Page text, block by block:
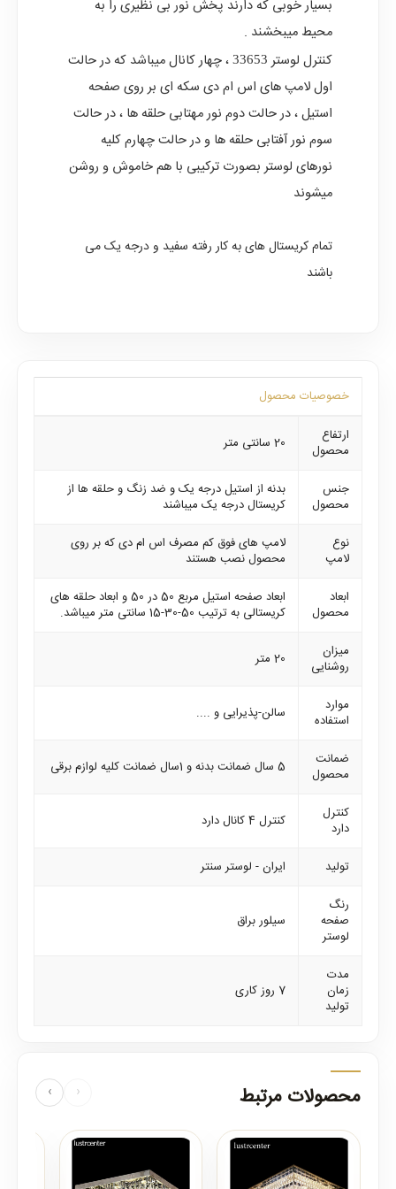
بسیار خوبی که دارند پخش نور بی نظیری را به
محیط میبخشند .
کنترل لوستر 33653 ، چهار کانال میباشد که در حالت
اول لامپ های اس ام دی سکه ای بر روی صفحه
استیل ، در حالت دوم نور مهتابی حلقه ها ، در حالت
سوم نور آفتابی حلقه ها و در حالت چهارم کلیه
نورهای لوستر بصورت ترکیبی با هم خاموش و روشن
میشوند
تمام کریستال های به کار رفته سفید و درجه یک می
باشند
خصوصیات محصول
ارتفاع
محصول
20 سانتی متر
جنس
محصول
بدنه از استیل درجه یک و ضد زنگ و حلقه ها از
کریستال درجه یک میباشند
نوع
لامپ
لامپ های فوق کم مصرف اس ام دی که بر روی
محصول نصب هستند
ابعاد
محصول
ابعاد صفحه استیل مربع 50 در 50 و ابعاد حلقه های
کریستالی به ترتیب 50-30-15 سانتی متر میباشد.
میزان
روشنایی
20 متر
موارد
استفاده
سالن-پذیرایی و ....
ضمانت
محصول
5 سال ضمانت بدنه و 1سال ضمانت کلیه لوازم برقی
کنترل
دارد
کنترل 4 کانال دارد
تولید
ایران - لوستر سنتر
رنگ
صفحه
لوستر
سیلور براق
مدت
زمان
تولید
7 روز کاری
محصولات مرتبط ‹
›